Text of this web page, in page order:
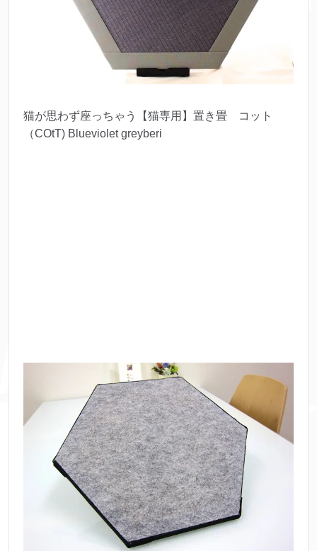
猫が思わず座っちゃう【猫専用】置き畳 コット
（COtT) Blueviolet greyberi